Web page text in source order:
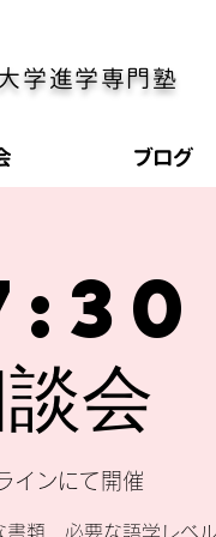
学進学専門塾
ブログ
会
インにて開催
類、必要な語学レベル